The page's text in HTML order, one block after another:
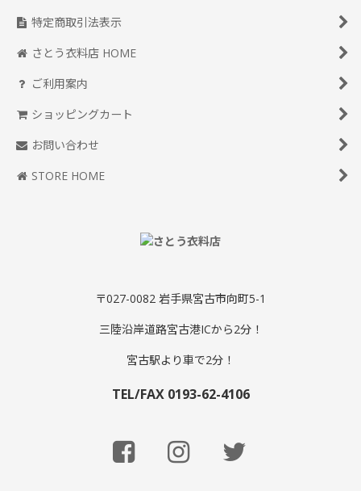
特定商取引法表示
さとう衣料店 HOME
ご利用案内
ショッピングカート
お問い合わせ
STORE HOME
〒027-0082 岩手県宮古市向町5-1
三陸沿岸道路宮古港ICから2分！
宮古駅より車で2分！
TEL/FAX 0193-62-4106